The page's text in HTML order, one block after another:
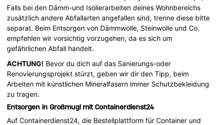
Falls bei den Dämm-und Isolierarbeiten deines Wohnbereichs
zusätzlich andere Abfallarten angefallen sind, trenne diese bitte
separat. Beim Entsorgen von Dämmwolle, Steinwolle und Co.
empfehlen wir vorsichtig vorzugehen, da es sich um
gefährlichen Abfall handelt.
ACHTUNG! Bevor du dich auf das Sanierungs-oder
Renovierungsprojekt stürzt, geben wir dir den Tipp, beim
Arbeiten mit künstlichen Mineralfasern immer Schutzbekleidung
zu tragen.
Entsorgen in Großmugl mit Containerdienst24
Auf Containerdienst24, die Bestellplattform für Container und